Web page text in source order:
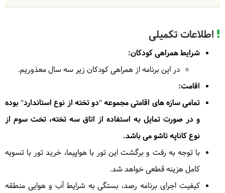
اطلاعات تکمیلی
شرایط همراهی کودکان:
در این برنامه از همراهی کودکان زیر سه سال معذوریم.
اقامت:
تمامی سازه های اقامتی مجموعه "دو تخته از نوع استاندارد" بوده
و در صورت تمایل به استفاده از اتاق سه تخته، تخت سوم از
نوع کاناپه تاشو می باشد.
با توجه به رفت و برگشت این تور با هواپیما، خرید تور با تسویه
کامل هزینه قطعی خواهد شد.
کیفیت اجرای برنامه رصد، بستگی به شرایط آب و هوایی منطقه